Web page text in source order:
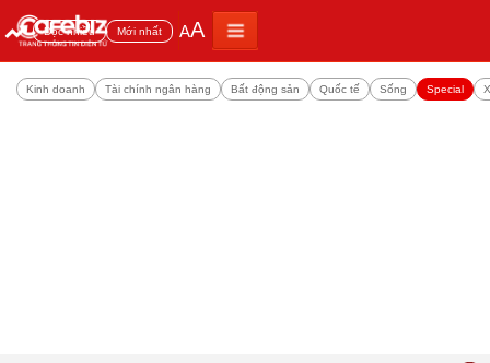
Đọc nhiều Mới nhất AA
Kinh doanh Tài chính ngân hàng Bất động sản Quốc tế Sống Special